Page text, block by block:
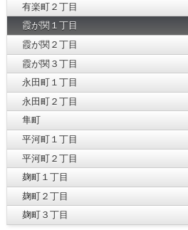
有楽町２丁目
霞が関１丁目
霞が関２丁目
霞が関３丁目
永田町１丁目
永田町２丁目
隼町
平河町１丁目
平河町２丁目
麹町１丁目
麹町２丁目
麹町３丁目